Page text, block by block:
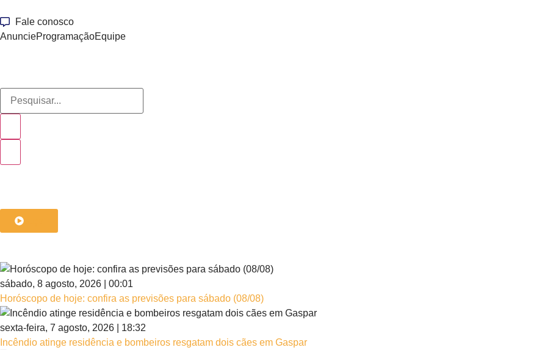
Fale conosco
AnuncieProgramaçãoEquipe
sábado, 8 agosto, 2026 | 00:01
Horóscopo de hoje: confira as previsões para sábado (08/08)
sexta-feira, 7 agosto, 2026 | 18:32
Incêndio atinge residência e bombeiros resgatam dois cães em Gaspar